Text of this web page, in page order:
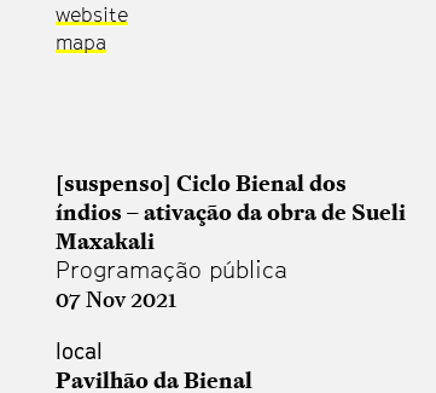
website
mapa
[suspenso] Ciclo Bienal dos
índios – ativação da obra de Sueli
Maxakali
Programação pública
07 Nov 2021
local
Pavilhão da Bienal